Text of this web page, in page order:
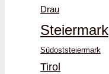
Drau
Steiermark
Südoststeiermark
Tirol